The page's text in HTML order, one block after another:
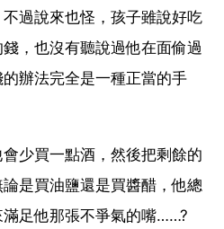
過說來也怪，孩子雖說好吃
，也沒有聽說過他在面偷過
辦法完全是一種正當的手
少買一點酒，然後把剩餘的
是買油鹽還是買醬醋，他總
足他那張不爭氣的嘴……?